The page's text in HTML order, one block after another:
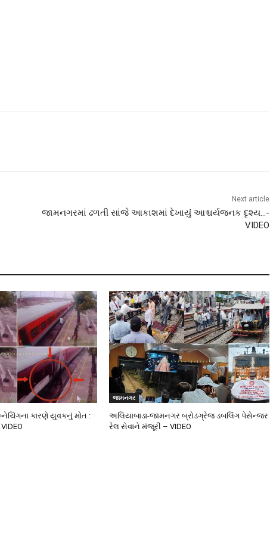
Next article
જામનગરમાં ઢળતી સાંજે આકાશમાં દેખાયું આશ્ચર્યજનક દૃશ્ય…-
VIDEO
કારણે યુવકનું મોત :
જામનગર
અલિયાબાડા-જામનગર બ્રોડગ્રેજ ડબલિંગ પેસેન્જર
રેલ સેવાને મંજૂરી – VIDEO